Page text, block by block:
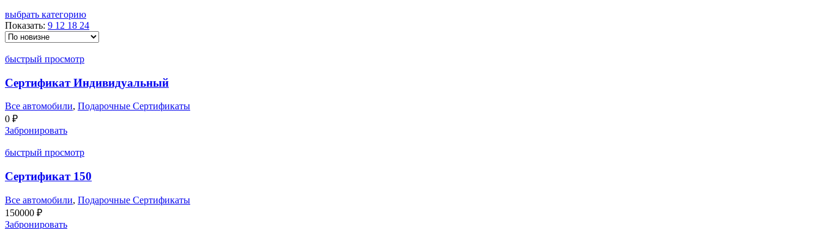
недавние
выбрать категорию
Показать: 9 12 18 24
быстрый просмотр
Сертификат Индивидуальный
Все автомобили, Подарочные Сертификаты
0 ₽
Забронировать
быстрый просмотр
Сертификат 150
Все автомобили, Подарочные Сертификаты
150000 ₽
Забронировать